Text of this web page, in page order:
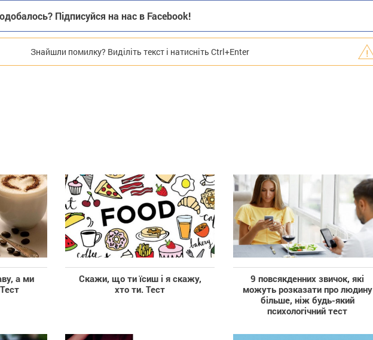
Підписуйся на нас в Facebook!
Знайшли помилку? Виділіть текст і натисніть Ctrl+Enter
а ми
Скажи, що ти їсиш і я скажу,
хто ти. Тест
9 повсякденних звичок, які
можуть розказати про людину
більше, ніж будь-який
психологічний тест